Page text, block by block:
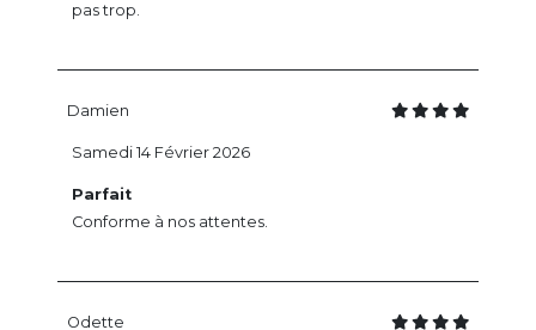
pas trop.
Damien
Parfait
Conforme à nos attentes.
Samedi 14 Février 2026
Odette